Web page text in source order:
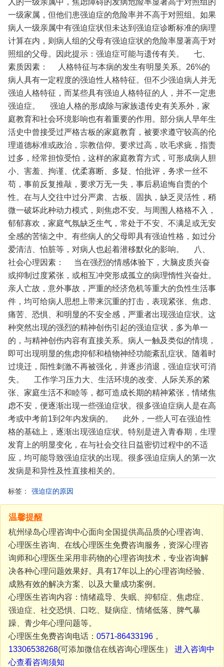
人的一级亲属中，焦虑障碍的发病危险率显著高于对照组的
一级家属，但他们患强迫症的危险率并不高于对照组。如果
病人一级亲属中有强迫症状但未达到强迫症诊断标准的病理
计算在内，则病人组的父母有强迫症状的危险率显著高于对
照组的父母。因此提示：强迫症可能与遗传有关。
七、
素质因素：
人格特征与本病的发生有明显关系。26%的
病人具有一定程度的强迫性人格特征。但不少强迫病人并无
强迫人格特征，而某些具有强迫人格特征的人，并不一定患
强迫症。
强迫人格的形成除与家族遗传史有关系外，家
庭教育和社会环境影响也有着重要的作用。部分病人早年生
活史中曾接受过严格古板的家庭教育，被要求遵守较高的伦
理道德标准或政治，宗教信仰。要求过高，吹毛求疵，指责
过多，经常担惊受怕，这样的家庭教育方式，可形成病人胆
小、害羞、拘谨、优柔寡断、多疑、怕批评，务求一丝不
苟，事前反复推敲，要求万无一失，事后易追悔自责的个
性。在与人交往中过分严肃、古板、固执，缺乏灵活性，稍
微一破坏此种动力模式，则焦虑不安。与周围人格格不入，
郁郁寡欢，家庭气氛缺乏生气，常处于不安、不满足或无安
全感的苦恼之中。有些病人的父母即具有强迫性格，如过分
爱清洁、怕脏等，对病人也起着潜移默化的影响。
八、
社会心理因素：
当在强烈的情感体验下，大脑皮质兴奋
或抑制过度紧张，或相互冲突形成孤立的病理惰性兴奋灶。
亲人亡故，意外事故，严重的经济危机等重大的负性生活事
件，均可给病人思想上带来沉重的打击，表现紧张、焦虑、
痛苦、恐惧、和明显的不安全感，严重者出现强迫症状。这
种突然出现的强烈的精神创伤引起的强迫症状，多为单一
的，与精神创伤内容有直接关系。病人一触及类似的情境，
即可出现明显的焦虑抑郁和植物神经功能紊乱症状。随着时
过境迁，阳性刺激不再被强化，并逐步消退，强迫症状可消
失。
工作学习压力大、生活环境的改变、人际关系的紧
张、家庭生活不和睦等，都可造成长期的精神紧张，情绪焦
虑不安，便逐渐出现一些强迫症状。很多强迫症病人是在高
考或中考前1到2年内发病的。
此外，一些人可在强迫性
格的基础上，逐渐出现强迫症状。特别是进入青春期，生理
发育上的明显变化，在与社会交往日益密切过程中的不适
应，均可能导致强迫症状的出现。很多强迫症病人的第一次
发病是和异性及性直接相关的。
标签： 强迫症的原因
温馨提醒
杭州绿岛心理咨询中心面向全国提供高品质的心理咨询、
心理医生咨询、在线心理医生免费咨询服务，资深心理咨
询师和心理医生采用非药物的心理咨询技术，专业咨询解
决各种心理问题效果好。具有17年以上的心理咨询经验、
成熟有效的解决方案、以及大量成功案例。
心理医生咨询内容：情绪疏导、失眠、抑郁症、焦虑症、
强迫症、社交恐惧、口吃、疑病症、情绪低落、脾气暴
躁、青少年心理问题等。
心理医生免费咨询电话： 0571-86433196，
13306538268(可添加微信在线咨询心理医生） 进入咨询中
心查看咨询须知